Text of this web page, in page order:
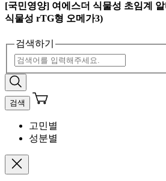
[국민영양] 여에스더 식물성 초임계
식물성 rTG형 오메가3)
검색하기
검색
고민별
성분별